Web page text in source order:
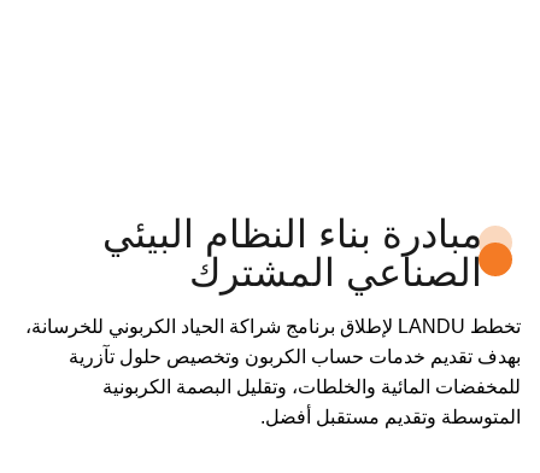
مبادرة بناء النظام البيئي
الصناعي المشترك
تخطط LANDU لإطلاق برنامج شراكة الحياد الكربوني للخرسانة،
بهدف تقديم خدمات حساب الكربون وتخصيص حلول تآزرية
للمخفضات المائية والخلطات، وتقليل البصمة الكربونية
المتوسطة وتقديم مستقبل أفضل.